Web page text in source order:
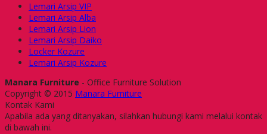
Lemari Arsip VIP
Lemari Arsip Alba
Lemari Arsip Lion
Lemari Arsip Daiko
Locker Kozure
Lemari Arsip Kozure
Manara Furniture - Office Furniture Solution
Copyright © 2015 Manara Furniture
Kontak Kami
Apabila ada yang ditanyakan, silahkan hubungi kami melalui kontak
di bawah ini.